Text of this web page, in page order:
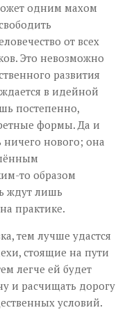
одним махом
от всех
Это невозможно
развития
в идейной
постепенно,
формы. Да и
ничего нового; она
то образом
ждут лишь
практике.
тем лучше удастся
стоящие на пути
легче ей будет
и расчищать дорогу
условий.